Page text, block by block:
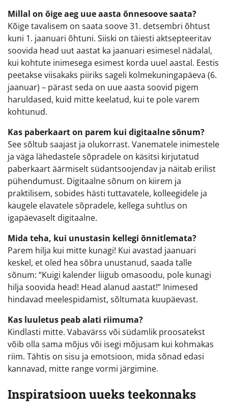
Millal on õige aeg uue aasta õnnesoove saata?
Kõige tavalisem on saata soove 31. detsembri õhtust
kuni 1. jaanuari õhtuni. Siiski on täiesti aktsepteeritav
soovida head uut aastat ka jaanuari esimesel nädalal,
kui kohtute inimesega esimest korda uuel aastal. Eestis
peetakse viisakaks piiriks sageli kolmekuningapäeva (6.
jaanuar) – pärast seda on uue aasta soovid pigem
haruldased, kuid mitte keelatud, kui te pole varem
kohtunud.
Kas paberkaart on parem kui digitaalne sõnum?
See sõltub saajast ja olukorrast. Vanematele inimestele
ja väga lähedastele sõpradele on käsitsi kirjutatud
paberkaart äärmiselt südantsoojendav ja näitab erilist
pühendumust. Digitaalne sõnum on kiirem ja
praktilisem, sobides hästi tuttavatele, kolleegidele ja
kaugele elavatele sõpradele, kellega suhtlus on
igapäevaselt digitaalne.
Mida teha, kui unustasin kellegi õnnitlemata?
Parem hilja kui mitte kunagi! Kui avastad jaanuari
keskel, et oled hea sõbra unustanud, saada talle
sõnum: “Kuigi kalender liigub omasoodu, pole kunagi
hilja soovida head! Head alanud aastat!” Inimesed
hindavad meelespidamist, sõltumata kuupäevast.
Kas luuletus peab alati riimuma?
Kindlasti mitte. Vabavärss või südamlik proosatekst
võib olla sama mõjus või isegi mõjusam kui kohmakas
riim. Tähtis on sisu ja emotsioon, mida sõnad edasi
kannavad, mitte range vormi järgimine.
Inspiratsioon uueks teekonnaks